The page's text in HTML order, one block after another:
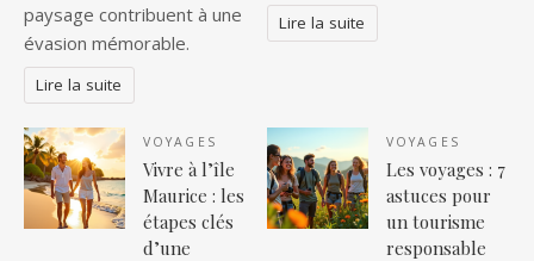
paysage contribuent à une
évasion mémorable.
Lire la suite
Lire la suite
VOYAGES
Vivre à l’île
Maurice : les
étapes clés
d’une
VOYAGES
Les voyages : 7
astuces pour
un tourisme
responsable